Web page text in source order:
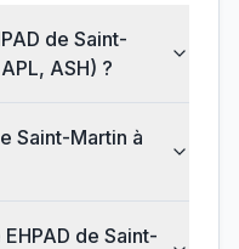
de Saint-
ASH) ?
Saint-Martin à
de Saint-